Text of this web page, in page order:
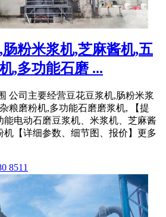
粉米浆机,芝麻酱机,五
,多功能石磨 ...
公司主要经营豆花豆浆机,肠粉米浆
粮磨粉机,多功能石磨磨浆机, 【提
能电动石磨豆浆机、米浆机、芝麻酱
机【详细参数、细节图、报价】更多
8511